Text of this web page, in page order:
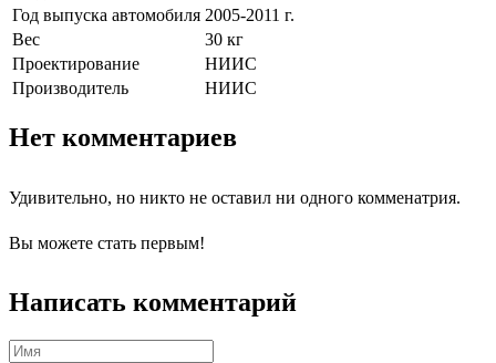
Год выпуска автомобиля 2005-2011 г.
Вес
30 кг
Проектирование
НИИС
Производитель
НИИС
Нет комментариев
Удивительно, но никто не оставил ни одного комменатрия.
Вы можете стать первым!
Написать комментарий